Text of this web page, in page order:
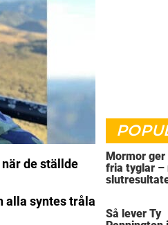
de ställde
alla syntes tråla
Mormor
fria tyglar –
Så lever Ty